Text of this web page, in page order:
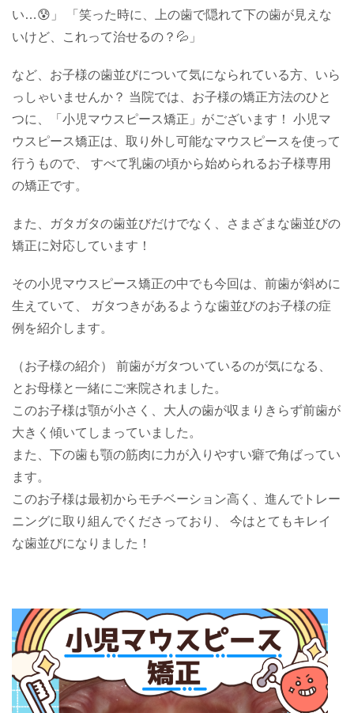
い…😰」 「笑った時に、上の歯で隠れて下の歯が見えな
いけど、これって治せるの？💦」
など、お子様の歯並びについて気になられている方、いら
っしゃいませんか？ 当院では、お子様の矯正方法のひと
つに、「小児マウスピース矯正」がございます！ 小児マ
ウスピース矯正は、取り外し可能なマウスピースを使って
行うもので、 すべて乳歯の頃から始められるお子様専用
の矯正です。
また、ガタガタの歯並びだけでなく、さまざまな歯並びの
矯正に対応しています！
その小児マウスピース矯正の中でも今回は、前歯が斜めに
生えていて、 ガタつきがあるような歯並びのお子様の症
例を紹介します。
（お子様の紹介） 前歯がガタついているのが気になる、
とお母様と一緒にご来院されました。
このお子様は顎が小さく、大人の歯が収まりきらず前歯が
大きく傾いてしまっていました。
また、下の歯も顎の筋肉に力が入りやすい癖で角ばってい
ます。
このお子様は最初からモチベーション高く、進んでトレー
ニングに取り組んでくださっており、 今はとてもキレイ
な歯並びになりました！